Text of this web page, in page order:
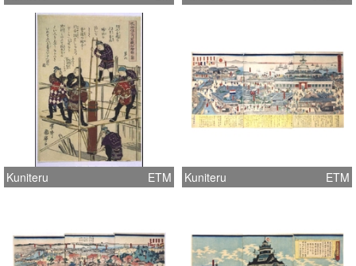
Kuniteru ETM Kuniteru ETM